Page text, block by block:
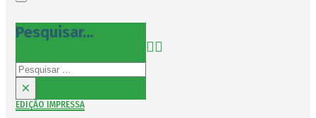
Pesquisar...
Pesquisar
×
EDIÇÃO IMPRESSA